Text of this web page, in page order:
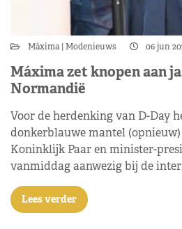
Máxima Modenieuws 06 jun
Máxima zet knopen aan
Normandië
Voor de herdenking van D-Day
donkerblauwe mantel
Koninklijk Paar en minister-
vanmiddag aanwezig bij de
Lees verder